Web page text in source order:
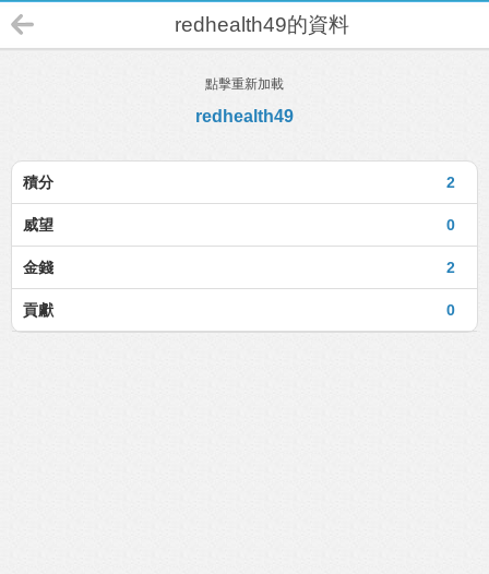
redhealth49的資料
點擊重新加載
redhealth49
2
積分
0
威望
2
金錢
0
貢獻